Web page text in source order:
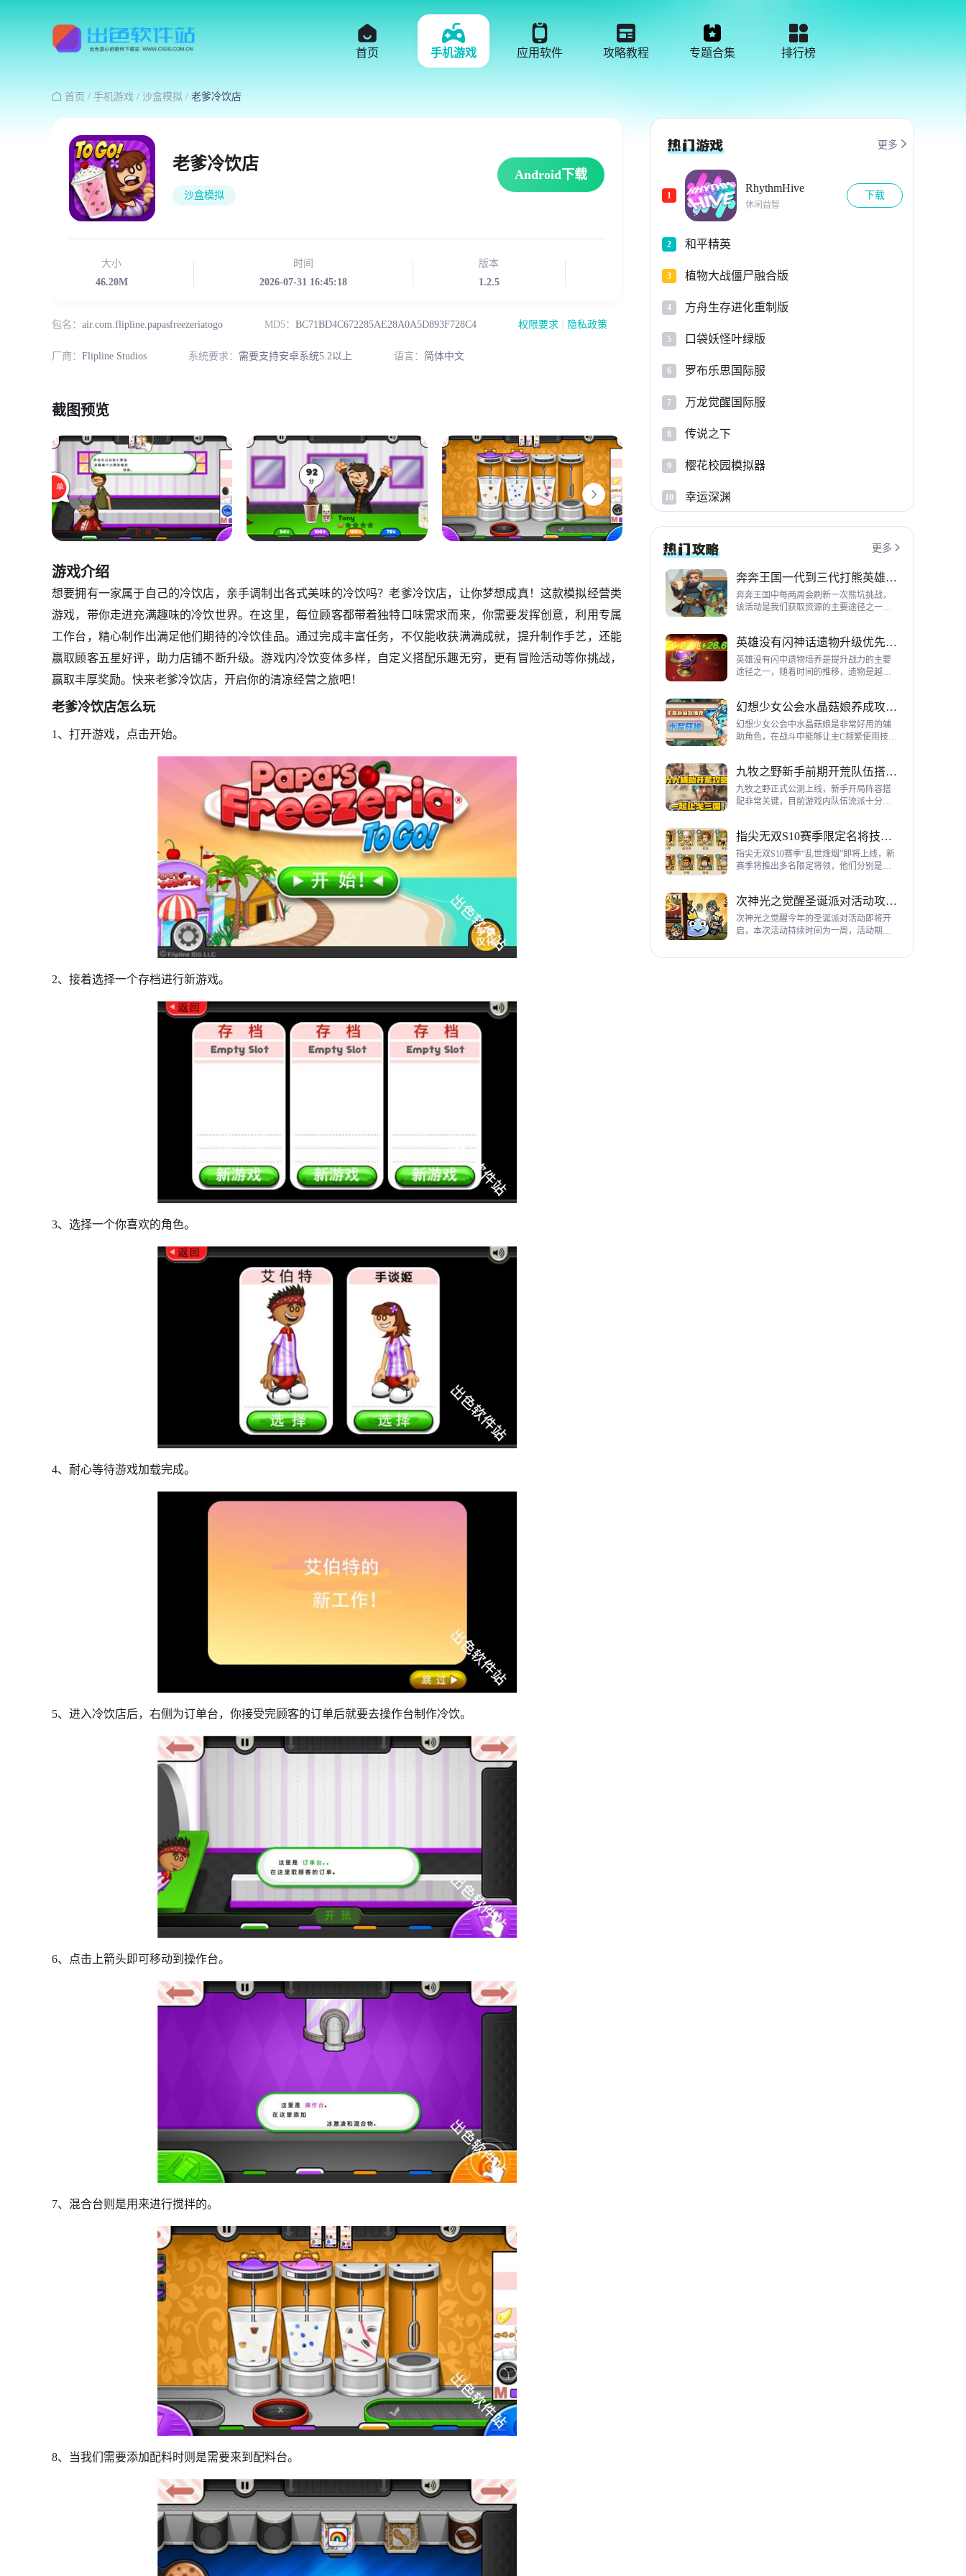
首页 手机游戏 应用软件 攻略教程 专题合集 排行榜
 首页 / 手机游戏 / 沙盒模拟 / 老爹冷饮店
老爹冷饮店
沙盒模拟
Android下载
大小
46.20M
时间
2026-07-31 16:45:18
版本
1.2.5
包名： air.com.flipline.papasfreezeriatogo MD5： BC71BD4C672285AE28A0A5D893F728C4 权限要求 隐私政策
厂商： Flipline Studios 系统要求： 需要支持安卓系统5.2以上 语言： 简体中文
截图预览
游戏介绍
想要拥有一家属于自己的冷饮店，亲手调制出各式美味的冷饮吗？老爹冷饮店，让你梦想成真！这款模拟经营类
游戏，带你走进充满趣味的冷饮世界。在这里，每位顾客都带着独特口味需求而来，你需要发挥创意，利用专属
工作台，精心制作出满足他们期待的冷饮佳品。通过完成丰富任务，不仅能收获满满成就，提升制作手艺，还能
赢取顾客五星好评，助力店铺不断升级。游戏内冷饮变体多样，自定义搭配乐趣无穷，更有冒险活动等你挑战，
赢取丰厚奖励。快来老爹冷饮店，开启你的清凉经营之旅吧！
老爹冷饮店怎么玩
1、打开游戏，点击开始。
2、接着选择一个存档进行新游戏。
3、选择一个你喜欢的角色。
4、耐心等待游戏加载完成。
5、进入冷饮店后，右侧为订单台，你接受完顾客的订单后就要去操作台制作冷饮。
6、点击上箭头即可移动到操作台。
7、混合台则是用来进行搅拌的。
8、当我们需要添加配料时则是需要来到配料台。
更多 
1
RhythmHive
休闲益智
下载
2 和平精英
3 植物大战僵尸融合版
4 方舟生存进化重制版
5 口袋妖怪叶绿版
6 罗布乐思国际服
7 万龙觉醒国际服
8 传说之下
9 樱花校园模拟器
10 幸运深渊
更多 
奔奔王国一代到三代打熊英雄推荐
奔奔王国中每两周会刷新一次熊坑挑战，
该活动是我们获取资源的主要途径之一，
到三代打熊英雄选择建议，各位参考一
下。
英雄没有闪神话遗物升级优先级指南
英雄没有闪中遗物培养是提升战力的主要
途径之一，随着时间的推移，遗物是越来
神话遗物升级优先级建议。
幻想少女公会水晶菇娘养成攻略详解
幻想少女公会中水晶菇娘是非常好用的辅
助角色，在战斗中能够让主C频繁使用技
成全方位指南，大家来看看吧。
九牧之野新手前期开荒队伍搭配指南
九牧之野正式公测上线，新手开局阵容搭
配非常关键，目前游戏内队伍流派十分丰
前期开荒阵容搭配详细攻略。
指尖无双S10赛季限定名将技能一览
指尖无双S10赛季“乱世烽烟”即将上线，新
赛季将推出多名限定将领，他们分别是：
了解一下吧。
次神光之觉醒圣诞派对活动攻略指南
次神光之觉醒今年的圣诞派对活动即将开
启，本次活动持续时间为一周，活动期间
来提升活动等级领取对应奖励，下面为大